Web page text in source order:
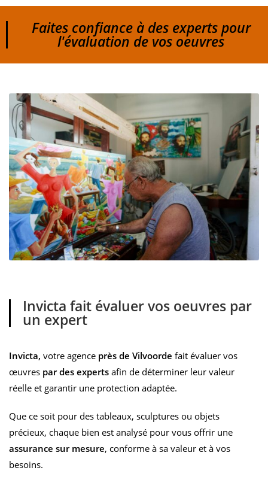
Faites confiance à des experts pour
l'évaluation de vos oeuvres
Invicta fait évaluer vos oeuvres par
un expert
Invicta, votre agence près de Vilvoorde fait évaluer vos
œuvres par des experts afin de déterminer leur valeur
réelle et garantir une protection adaptée.
Que ce soit pour des tableaux, sculptures ou objets
précieux, chaque bien est analysé pour vous offrir une
assurance sur mesure, conforme à sa valeur et à vos
besoins.